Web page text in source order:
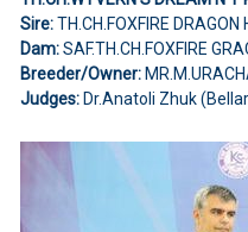
Sire:TH.CH.FOXFIRE DRAGON
Dam:SAF.TH.CH.FOXFIRE
Breeder/Owner:
Judges:Dr.Anatoli Zhuk